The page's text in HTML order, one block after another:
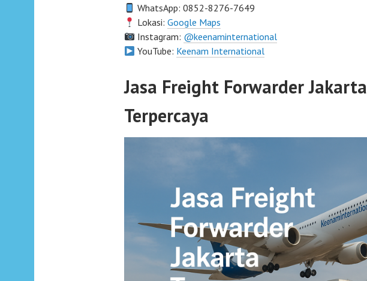
WhatsApp: 0852-8276-7649
Lokasi:Google Maps
Instagram: @keenaminternational
YouTube: Keenam International
Jasa Freight Forwarder Jakarta
Terpercaya